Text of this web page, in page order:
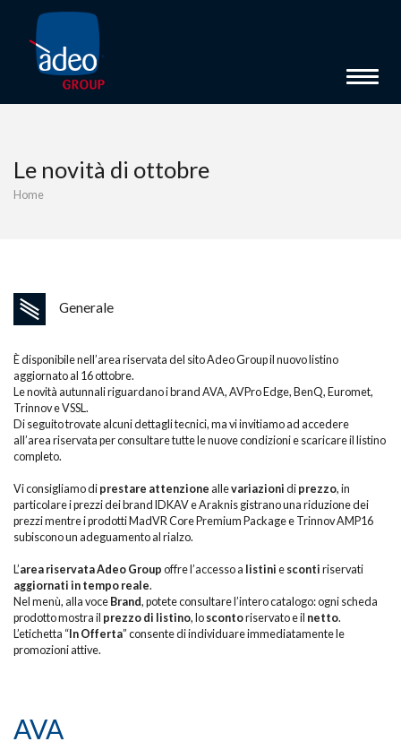
Toggle
Le novità di ottobre
Home
Generale
È disponibile nell’area riservata del sito Adeo Group il nuovo listino
aggiornato al 16 ottobre.
Le novità autunnali riguardano i brand AVA, AVPro Edge, BenQ, Euromet,
Trinnov e VSSL.
Di seguito trovate alcuni dettagli tecnici, ma vi invitiamo ad accedere
all’area riservata per consultare tutte le nuove condizioni e scaricare il listino
completo.
Vi consigliamo di prestare attenzione allevariazioni di prezzo, in
particolare i prezzi dei brand IDKAV e Araknis gistrano una riduzione dei
prezzi mentre i prodotti MadVR Core Premium Package e Trinnov AMP16
subiscono un adeguamento al rialzo.
L’area riservata Adeo Group offre l’accesso a listini e sconti riservati
aggiornati in tempo reale.
Nel menù, alla voce Brand, potete consultare l’intero catalogo: ogni scheda
prodotto mostra il prezzo di listino, lo scontoriservato e il netto.
L’etichetta “In Offerta” consente di individuare immediatamente le
promozioni attive.
AVA